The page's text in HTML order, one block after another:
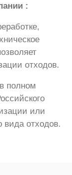
:
отходов.
полном
или
вида отходов.